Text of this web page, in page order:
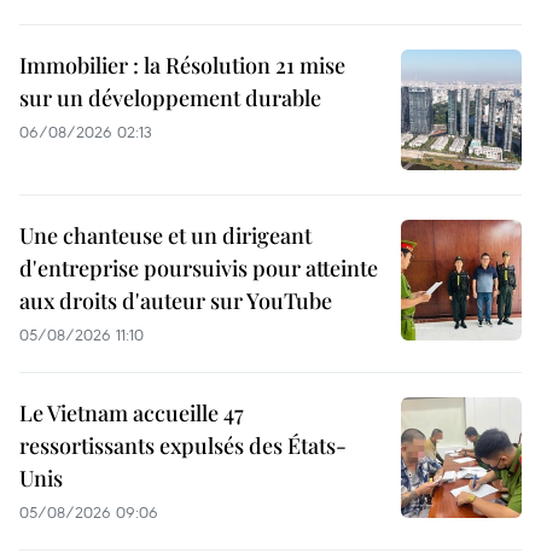
Immobilier : la Résolution 21 mise
sur un développement durable
06/08/2026 02:13
Une chanteuse et un dirigeant
d'entreprise poursuivis pour atteinte
aux droits d'auteur sur YouTube
05/08/2026 11:10
Le Vietnam accueille 47
ressortissants expulsés des États-
Unis
05/08/2026 09:06